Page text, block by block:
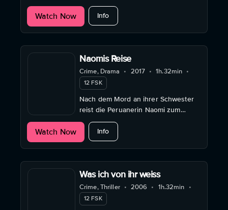
deutschen Kleinstadt-Krimi.
Watch Now Infoabout Das Massaker von Anröchte
Naomis Reise
Crime, Drama • 2017 • 1h.32min •
12 FSK
Nach dem Mord an ihrer Schwester
reist die Peruanerin Naomi zum
Prozess nach Deutschland.
Watch Now Infoabout Naomis Reise
Was ich von ihr weiss
Crime, Thriller • 2006 • 1h.32min •
12 FSK